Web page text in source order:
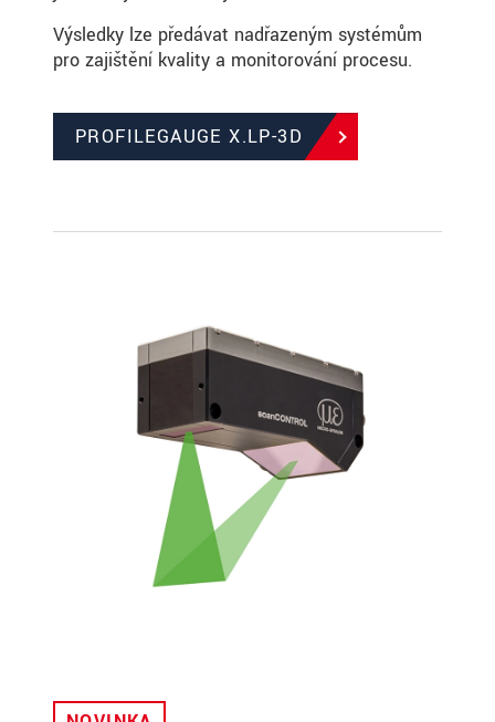
Výsledky lze předávat nadřazeným systémům
pro zajištění kvality a monitorování procesu.
PROFILEGAUGE X.LP-3D